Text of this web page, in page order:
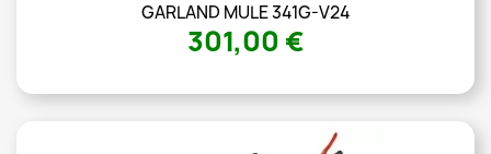
GARLAND MULE 341G-V24
301,00 €